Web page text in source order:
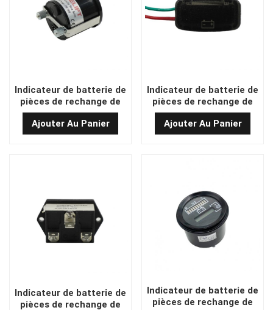
Indicateur de batterie de
pièces de rechange de
chariot élévateur
921100100018
Ajouter Au Panier
Indicateur de batterie de
pièces de rechange de
chariot élévateur
02.dlb.317703
Ajouter Au Panier
Indicateur de batterie de
pièces de rechange de
Indicateur de batterie de
pièces de rechange de